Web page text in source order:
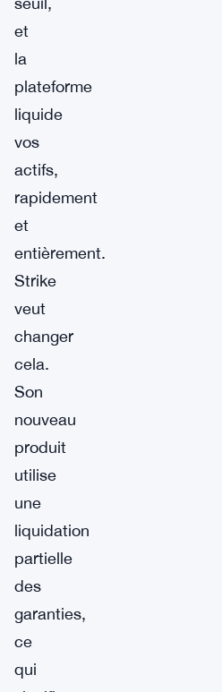
et
la
plateforme
liquide
vos
actifs,
rapidement
et
entièrement.
Strike
veut
changer
cela.
Son
nouveau
produit
utilise
une
liquidation
partielle
des
garanties,
ce
qui